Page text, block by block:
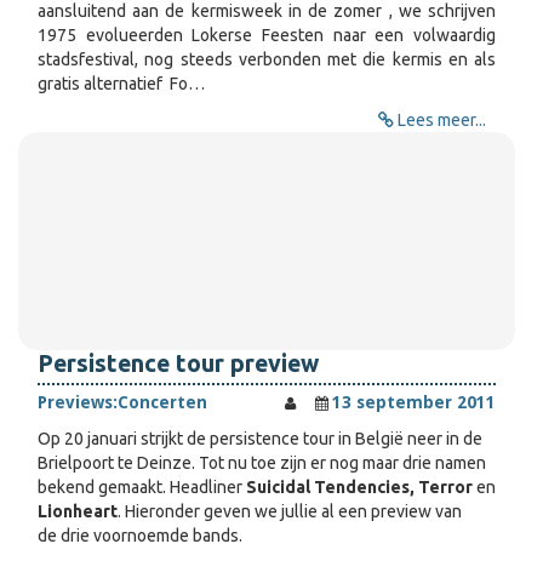
aansluitend aan de kermisweek in de zomer , we schrijven
1975 evolueerden Lokerse Feesten naar een volwaardig
stadsfestival, nog steeds verbonden met die kermis en als
gratis alternatief Fo…
Lees meer...
Persistence tour preview
Previews:Concerten
13 september 2011
Op 20 januari strijkt de persistence tour in België neer in de
Brielpoort te Deinze. Tot nu toe zijn er nog maar drie namen
bekend gemaakt. Headliner Suicidal Tendencies, Terroren
Lionheart. Hieronder geven we jullie al een preview van
de drie voornoemde bands.